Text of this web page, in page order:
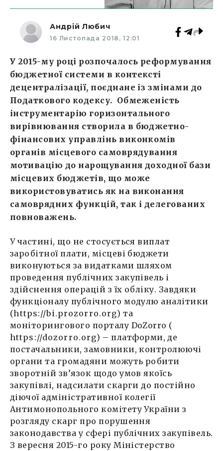
Андрій Любич
16 Листопада 2018, 12:01
У 2015-му році розпочалось реформування
бюджетної системи в контексті
децентралізації, поєднане із змінами до
Податкового кодексу. Обмеженість
інструментарію горизонтального
вирівнювання створила в бюджетно-
фінансових управлінь виконкомів
органів місцевого самоврядування
мотивацію до нарощування доходної бази
місцевих бюджетів, що може
використовуватись як на виконання
самоврядних функцій, так і делегованих
повноважень.
У частині, що не стосується виплат
заробітної плати, місцеві бюджети
виконуються за видатками шляхом
проведення публічних закупівель і
здійснення операцій з їх обліку. Завдяки
функціоналу публічного модулю аналітики
(https://bi.prozorro.org) та
моніторингового порталу DoZorro (
https://dozorro.org) – платформи, де
постачальники, замовники, контролюючі
органи та громадяни можуть робити
зворотній зв’язок щодо умов якоїсь
закупівлі, надсилати скарги до постійно
діючої адміністративної колегії
Антимонопольного комітету України з
розгляду скарг про порушення
законодавства у сфері публічних закупівель.
З вересня 2015-го року Міністерство